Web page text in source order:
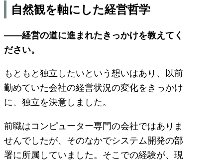
自然観を軸にした経営哲学
――経営の道に進まれたきっかけを教えてく
ださい。
もともと独立したいという想いはあり、以前
勤めていた会社の経営状況の変化をきっかけ
に、独立を決意しました。
前職はコンピューター専門の会社ではありま
せんでしたが、そのなかでシステム開発の部
署に所属していました。そこでの経験が、現